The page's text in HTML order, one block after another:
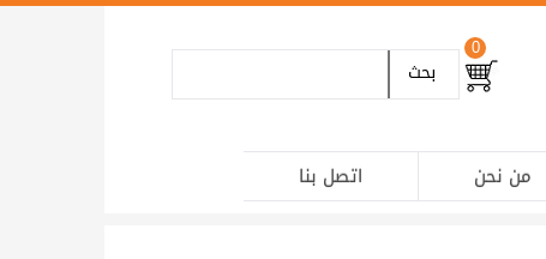
0
بحث
من نحن اتصل بنا